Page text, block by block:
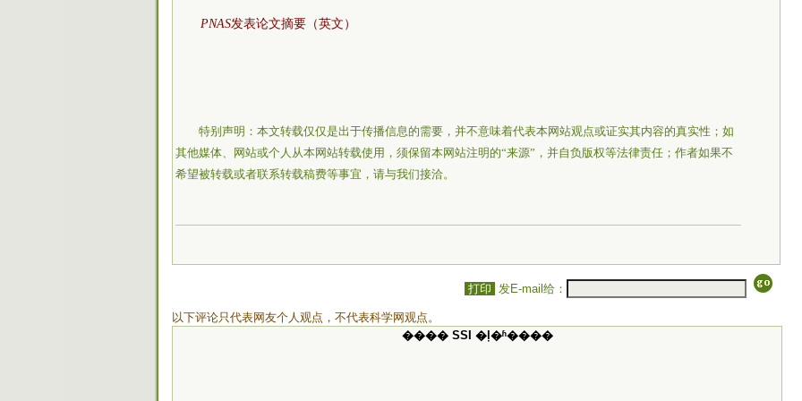
PNAS发表论文摘要（英文）
特别声明：本文转载仅仅是出于传播信息的需要，并不意味着代表本网站观点或证实其内容的真实性；如
其他媒体、网站或个人从本网站转载使用，须保留本网站注明的“来源”，并自负版权等法律责任；作者如果不
希望被转载或者联系转载稿费等事宜，请与我们接洽。
打印 发E-mail给：
以下评论只代表网友个人观点，不代表科学网观点。
���� SSI �ļ�ʱ����